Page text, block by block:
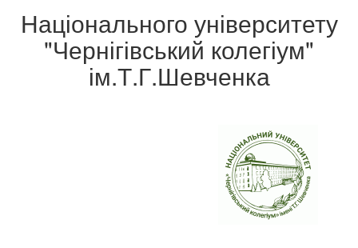
Національного університету
"Чернігівський колегіум"
ім.Т.Г.Шевченка